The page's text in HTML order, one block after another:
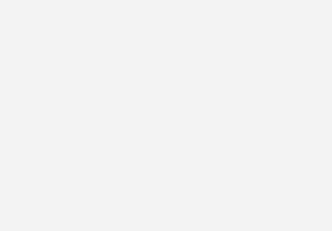
Euro), das Betriebsergebnis (EBIT) belief
Dies